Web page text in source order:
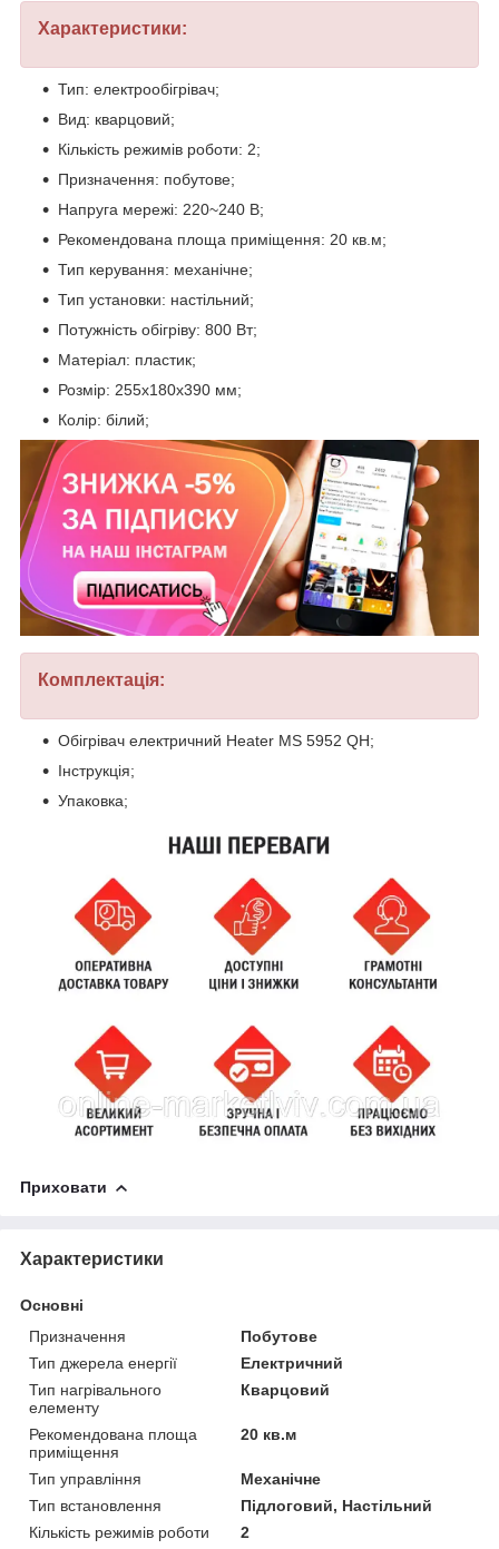
Характеристики:
Тип: електрообігрівач;
Вид: кварцовий;
Кількість режимів роботи: 2;
Призначення: побутове;
Напруга мережі: 220~240 В;
Рекомендована площа приміщення: 20 кв.м;
Тип керування: механічне;
Тип установки: настільний;
Потужність обігріву: 800 Вт;
Матеріал: пластик;
Розмір: 255х180х390 мм;
Колір: білий;
Комплектація:
Обігрівач електричний Heater MS 5952 QH;
Інструкція;
Упаковка;
Приховати
Характеристики
Основні
Призначення
Побутове
Тип джерела енергії
Електричний
Тип нагрівального
елементу
Кварцовий
Рекомендована площа
приміщення
20 кв.м
Тип управління
Механічне
Тип встановлення
Підлоговий, Настільний
Кількість режимів роботи
2